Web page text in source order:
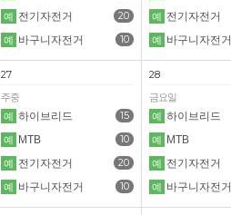
20
예 전기자전거
10
예 바구니자전거
예 전기자전거
예 바구니자전거
27
주중
15
예 하이브리드
10
예
MTB
20
예 전기자전거
10
예 바구니자전거
28
금요일
예 하이브리드
예
MTB
예 전기자전거
예 바구니자전거